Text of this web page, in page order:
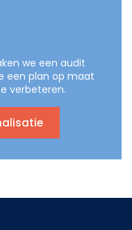
we een audit
een plan op maat
verbeteren.